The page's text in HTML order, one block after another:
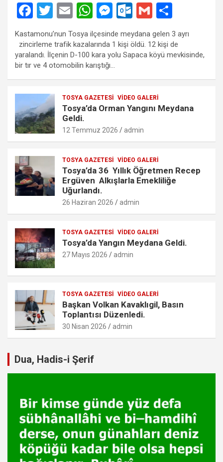
F
ce
b
o
o
k
T
wi
tt
er
E
ail
W
at
s
A
p
p
M
es
se
n
g
er
O
ut
lo
o
k.
c
o
m
G
m
ail
h
ar
e
Kastamonu’nun Tosya ilçesinde meydana gelen 3 ayrı
zincirleme trafik kazalarında 1 kişi öldü. 12 kişi de
yaralandı. İlçenin D-100 kara yolu Sapaca köyü mevkisinde,
bir tır ve 4 otomobilin karıştığı…
TOSYA GAZETESI VIDEO GALERI
Tosya’da Orman Yangını Meydana
Geldi.
12 Temmuz 2026 admin
TOSYA GAZETESI VIDEO GALERI
Tosya’da 36 Yıllık Öğretmen Recep
Ergüven Alkışlarla Emekliliğe
Uğurlandı.
26 Haziran 2026 admin
TOSYA GAZETESI VIDEO GALERI
Tosya’da Yangın Meydana Geldi.
27 Mayıs 2026 admin
TOSYA GAZETESI VIDEO GALERI
Başkan Volkan Kavaklıgil, Basın
Toplantısı Düzenledi.
30 Nisan 2026 admin
Dua, Hadis-i Şerif